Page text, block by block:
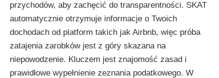
przychodów, aby zachęcić do transparentności. SKAT
automatycznie otrzymuje informacje o Twoich
dochodach od platform takich jak Airbnb, więc próba
zatajenia zarobków jest z góry skazana na
niepowodzenie. Kluczem jest znajomość zasad i
prawidłowe wypełnienie zeznania podatkowego. W